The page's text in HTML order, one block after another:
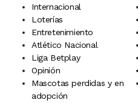
Internacional
Loterías
Entretenimiento
Atlético Nacional
Liga Betplay
Opinión
Mascotas perdidas y en
adopción